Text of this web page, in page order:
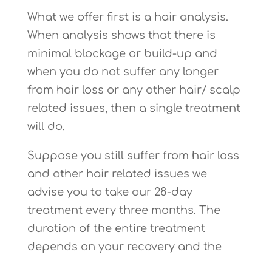
What we offer first is a hair analysis.
When analysis shows that there is
minimal blockage or build-up and
when you do not suffer any longer
from hair loss or any other hair/ scalp
related issues, then a single treatment
will do.
Suppose you still suffer from hair loss
and other hair related issues we
advise you to take our 28-day
treatment every three months. The
duration of the entire treatment
depends on your recovery and the